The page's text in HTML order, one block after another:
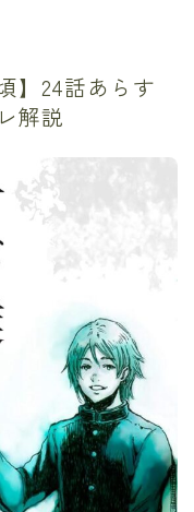
】24話あらす
解説